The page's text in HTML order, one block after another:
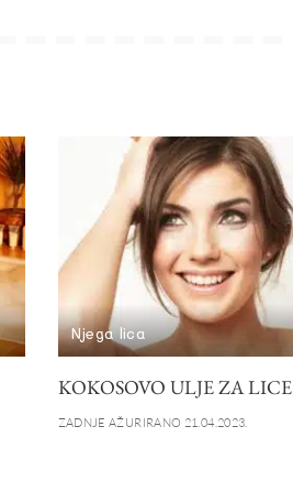
Njega lica
KOKOSOVO ULJE ZA LICE
ZADNJE AŽURIRANO 21.04.2023.